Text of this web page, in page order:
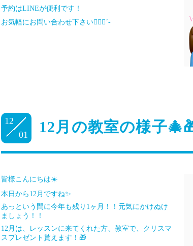
予約はLINEが便利です！
お気軽にお問い合わせ下さい🙇🏻‍♀️‪‪´-
12
01
12月の教室の様子
皆様こんにちは☀️
本日から12月ですね✨️
あっという間に今年も残り1ヶ月！！元気にかけぬけ
ましょう！！
12月は、レッスンに来てくれた方、教室で、クリスマ
スプレゼント貰えます！🎁